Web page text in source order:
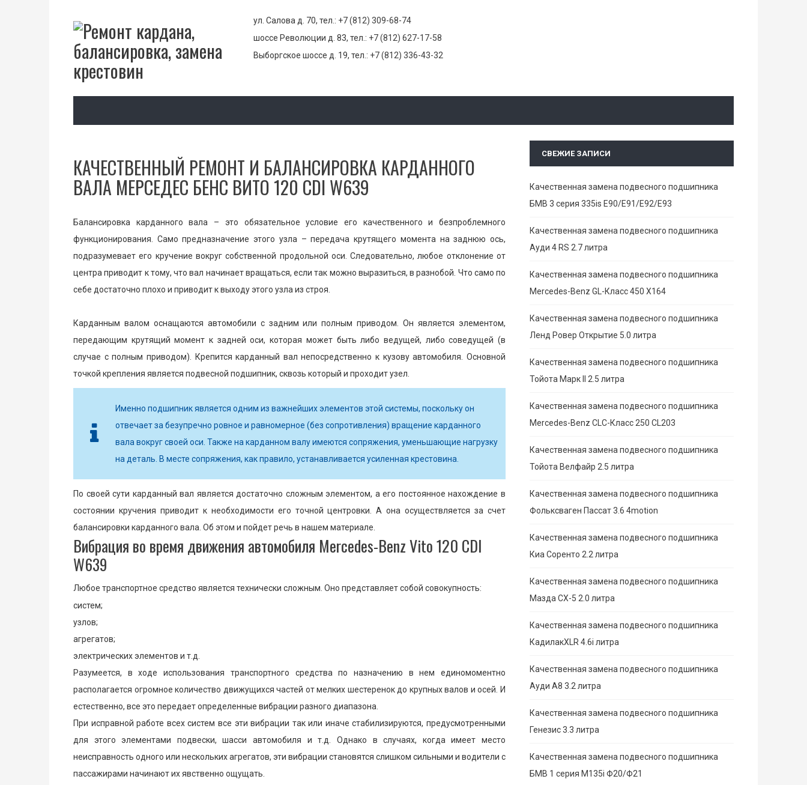
ул. Салова д. 70, тел.: +7 (812) 309-68-74
шоссе Революции д. 83, тел.: +7 (812) 627-17-58
Выборгское шоссе д. 19, тел.: +7 (812) 336-43-32
КАЧЕСТВЕННЫЙ РЕМОНТ И БАЛАНСИРОВКА КАРДАННОГО
ВАЛА МЕРСЕДЕС БЕНС ВИТО 120 CDI W639
Балансировка карданного вала – это обязательное условие его качественного и безпроблемного
функционирования. Само предназначение этого узла – передача крутящего момента на заднюю ось,
подразумевает его кручение вокруг собственной продольной оси. Следовательно, любое отклонение от
центра приводит к тому, что вал начинает вращаться, если так можно выразиться, в разнобой. Что само по
себе достаточно плохо и приводит к выходу этого узла из строя.
Карданным валом оснащаются автомобили с задним или полным приводом. Он является элементом,
передающим крутящий момент к задней оси, которая может быть либо ведущей, либо соведущей (в
случае с полным приводом). Крепится карданный вал непосредственно к кузову автомобиля. Основной
точкой крепления является подвесной подшипник, сквозь который и проходит узел.
Именно подшипник является одним из важнейших элементов этой системы, поскольку он
отвечает за безупречно ровное и равномерное (без сопротивления) вращение карданного
вала вокруг своей оси. Также на карданном валу имеются сопряжения, уменьшающие нагрузку
на деталь. В месте сопряжения, как правило, устанавливается усиленная крестовина.
По своей сути карданный вал является достаточно сложным элементом, а его постоянное нахождение в
состоянии кручения приводит к необходимости его точной центровки. А она осуществляется за счет
балансировки карданного вала. Об этом и пойдет речь в нашем материале.
Вибрация во время движения автомобиля Mercedes-Benz Vito 120 CDI
W639
Любое транспортное средство является технически сложным. Оно представляет собой совокупность:
систем;
узлов;
агрегатов;
электрических элементов и т.д.
Разумеется, в ходе использования транспортного средства по назначению в нем единомоментно
располагается огромное количество движущихся частей от мелких шестеренок до крупных валов и осей. И
естественно, все это передает определенные вибрации разного диапазона.
При исправной работе всех систем все эти вибрации так или иначе стабилизируются, предусмотренными
для этого элементами подвески, шасси автомобиля и т.д. Однако в случаях, когда имеет место
неисправность одного или нескольких агрегатов, эти вибрации становятся слишком сильными и водители с
пассажирами начинают их явственно ощущать.
СВЕЖИЕ ЗАПИСИ
Качественная замена подвесного подшипника
БМВ 3 серия 335is E90/E91/E92/E93
Качественная замена подвесного подшипника
Ауди 4 RS 2.7 литра
Качественная замена подвесного подшипника
Mercedes-Benz GL-Класс 450 X164
Качественная замена подвесного подшипника
Ленд Ровер Открытие 5.0 литра
Качественная замена подвесного подшипника
Тойота Марк II 2.5 литра
Качественная замена подвесного подшипника
Mercedes-Benz CLC-Класс 250 CL203
Качественная замена подвесного подшипника
Тойота Велфайр 2.5 литра
Качественная замена подвесного подшипника
Фольксваген Пассат 3.6 4motion
Качественная замена подвесного подшипника
Киа Соренто 2.2 литра
Качественная замена подвесного подшипника
Мазда СХ-5 2.0 литра
Качественная замена подвесного подшипника
КадилакXLR 4.6i литра
Качественная замена подвесного подшипника
Ауди А8 3.2 литра
Качественная замена подвесного подшипника
Генезис 3.3 литра
Качественная замена подвесного подшипника
БМВ 1 серия M135i Ф20/Ф21